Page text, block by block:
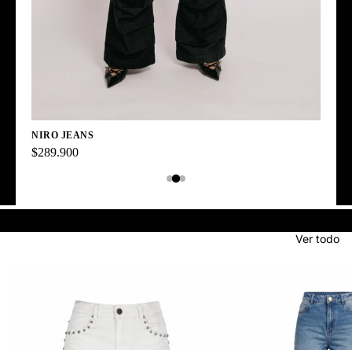
NIRO JEANS
$289.900
Ver todo